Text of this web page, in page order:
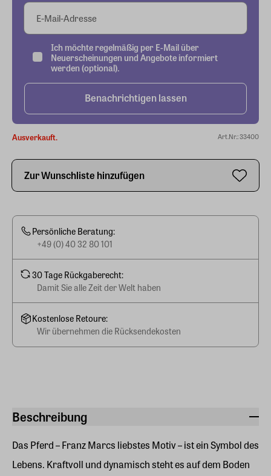
Beschreibung
Das Pferd – Franz Marcs liebstes Motiv – ist ein Symbol des
Lebens. Kraftvoll und dynamisch steht es auf dem Boden
E-Mail-Adresse
Ich möchte regelmäßig per E-Mail über
Neuerscheinungen und Angebote informiert
werden (optional).
Benachrichtigen lassen
Ausverkauft. Art.Nr.: 33400
Zur Wunschliste hinzufügen
Persönliche Beratung:
+49 (0) 40 32 80 101
30 Tage Rückgaberecht:
Damit Sie alle Zeit der Welt haben
Kostenlose Retoure:
Wir übernehmen die Rücksendekosten